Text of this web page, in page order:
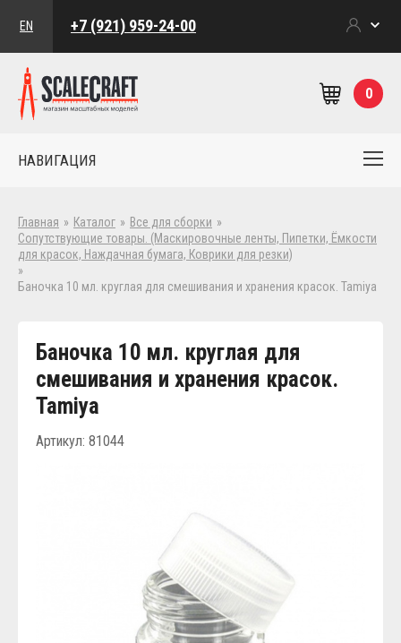
EN +7 (921) 959-24-00
0
НАВИГАЦИЯ
Главная » Каталог » Все для сборки »
Сопутствующие товары. (Маскировочные ленты, Пипетки, Ёмкости
для красок, Наждачная бумага, Коврики для резки)
»
Баночка 10 мл. круглая для смешивания и хранения красок. Tamiya
Баночка 10 мл. круглая для
смешивания и хранения красок.
Tamiya
Артикул: 81044